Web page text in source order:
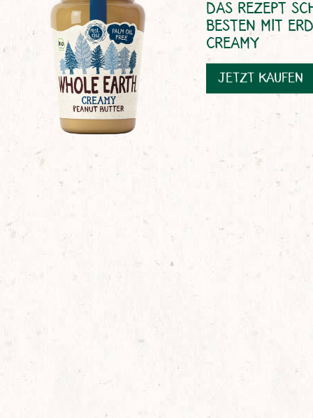
DAS REZEPT
BESTEN MIT
CREAMY
JETZT KAUFEN